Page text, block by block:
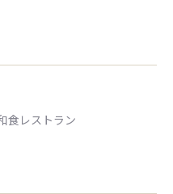
食レストラン